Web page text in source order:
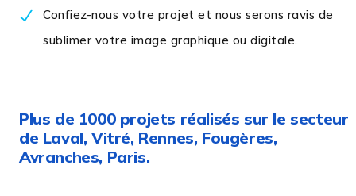
Confiez-nous votre projet et nous serons ravis de
sublimer votre image graphique ou digitale.
Plus de 1000 projets réalisés sur le secteur
de Laval, Vitré, Rennes, Fougères,
Avranches, Paris.